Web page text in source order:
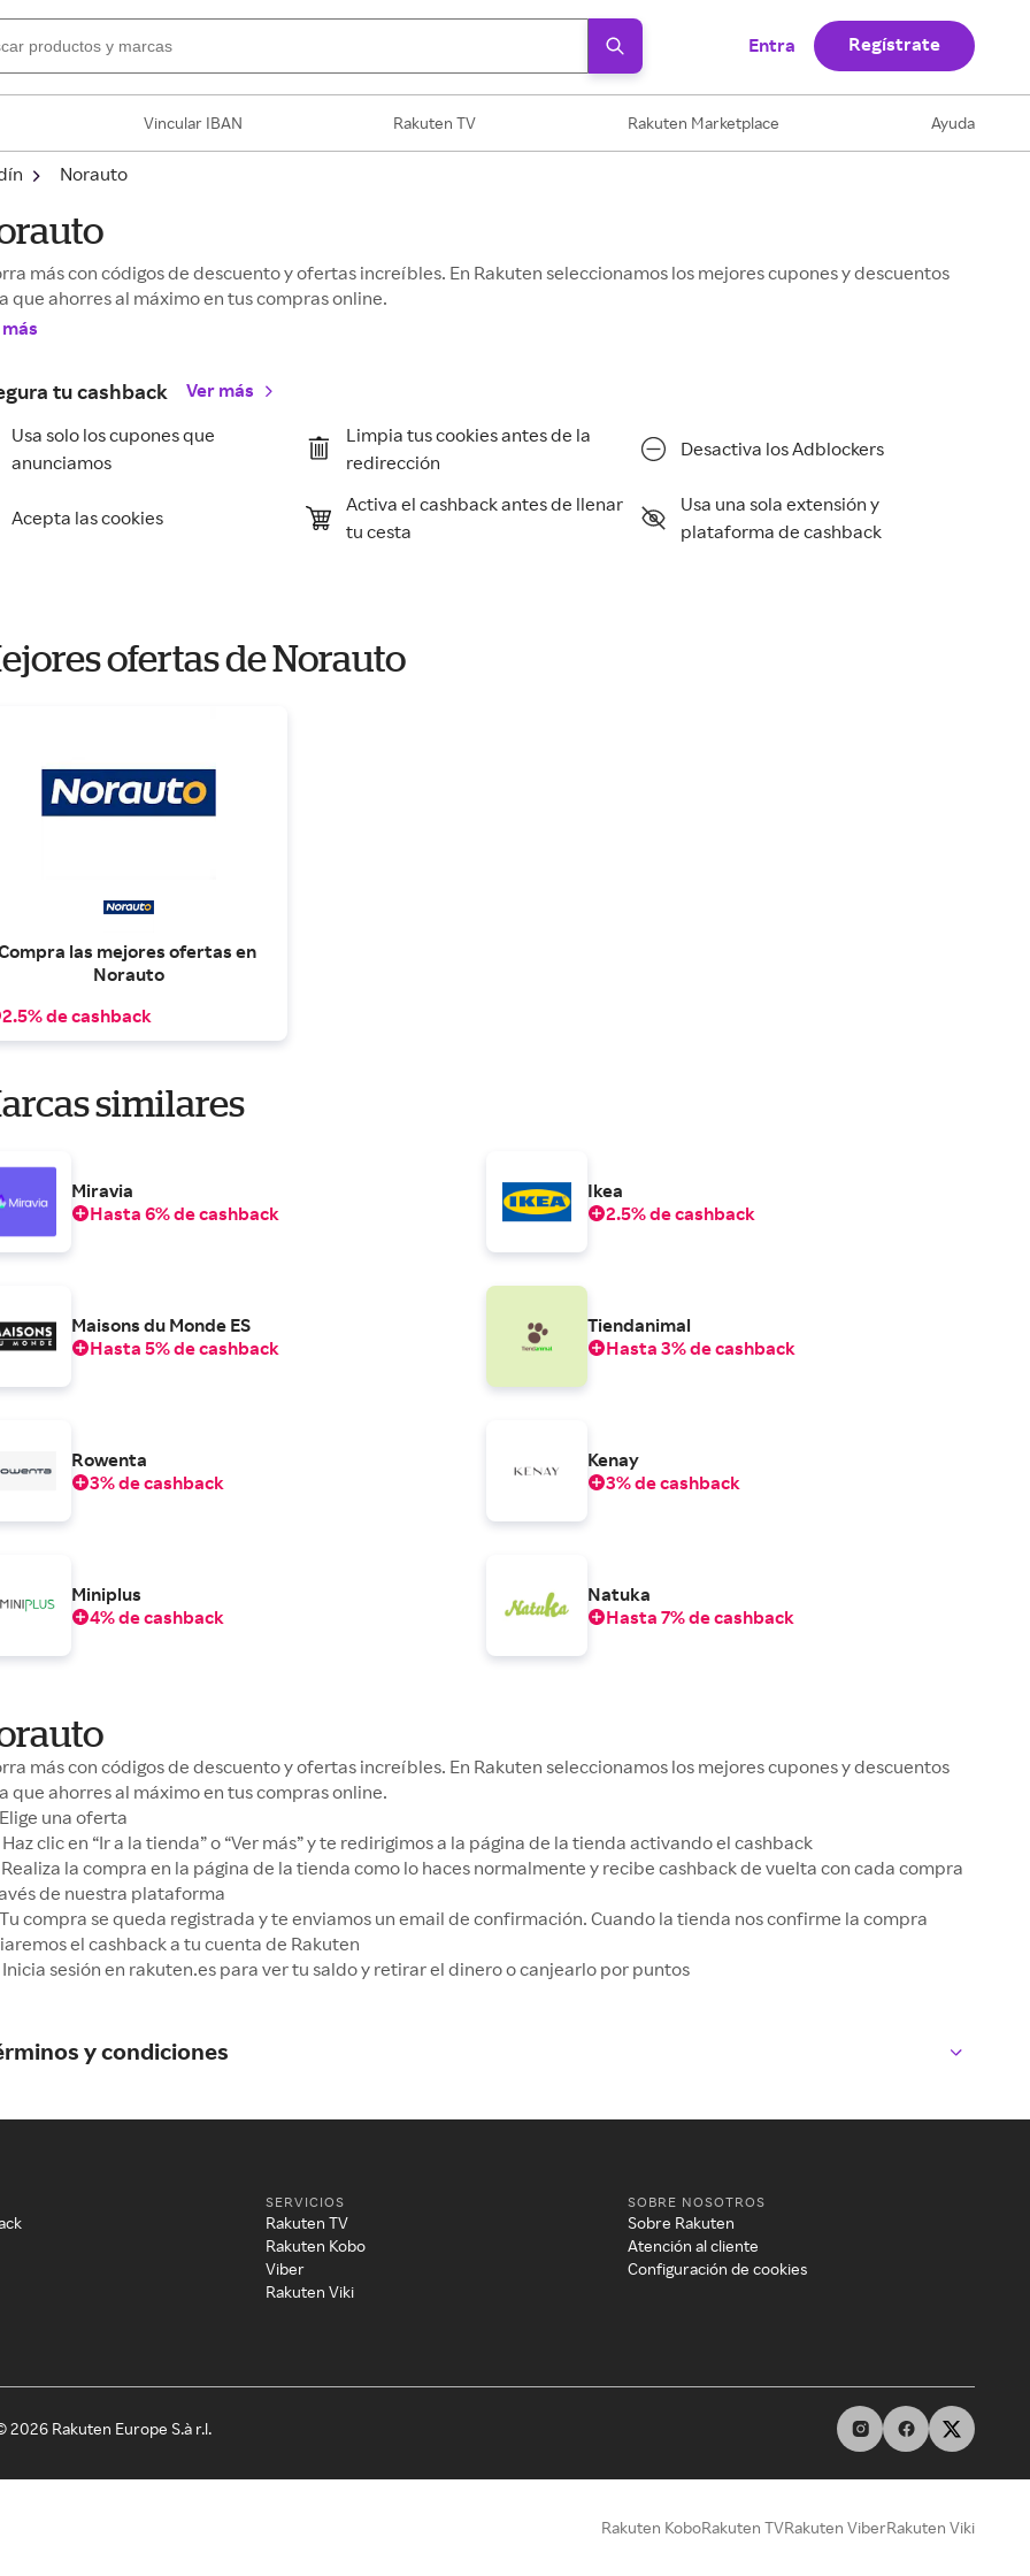
Entra Regístrate
Vincular IBAN Rakuten TV Rakuten Marketplace Ayuda
Norauto
más con códigos de descuento y ofertas increíbles. En Rakuten seleccionamos los mejores cupones y descuentos
que ahorres al máximo en tus compras online.
tu cashback
Ver más
Usa solo los cupones que
anunciamos
Limpia tus cookies antes de la
redirección
Desactiva los Adblockers
Acepta las cookies
Activa el cashback antes de llenar
tu cesta
Usa una sola extensión y
plataforma de cashback
ofertas de Norauto
las mejores ofertas en
Norauto
2.5% de cashback
similares
Miravia
Hasta 6% de cashback
Ikea
2.5% de cashback
Maisons du Monde ES
Hasta 5% de cashback
Tiendanimal
Hasta 3% de cashback
Rowenta
3% de cashback
Kenay
3% de cashback
Miniplus
4% de cashback
Natuka
Hasta 7% de cashback
más con códigos de descuento y ofertas increíbles. En Rakuten seleccionamos los mejores cupones y descuentos
que ahorres al máximo en tus compras online.
una oferta
clic en “Ir a la tienda” o “Ver más” y te redirigimos a la página de la tienda activando el cashback
la compra en la página de la tienda como lo haces normalmente y recibe cashback de vuelta con cada compra
de nuestra plataforma
compra se queda registrada y te enviamos un email de confirmación. Cuando la tienda nos confirme la compra
el cashback a tu cuenta de Rakuten
sesión en rakuten.es para ver tu saldo y retirar el dinero o canjearlo por puntos
y condiciones
SERVICIOS
Rakuten TV
Rakuten Kobo
Viber
Rakuten Viki
SOBRE NOSOTROS
Sobre Rakuten
Atención al cliente
Configuración de cookies
2026 Rakuten Europe S.à r.l.
Rakuten KoboRakuten TVRakuten ViberRakuten Viki